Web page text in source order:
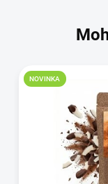
NOVINKA